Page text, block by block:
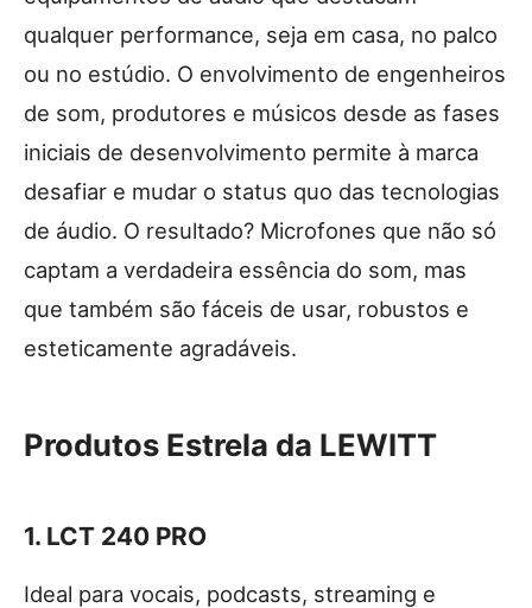
qualquer performance, seja em casa, no palco
ou no estúdio. O envolvimento de engenheiros
de som, produtores e músicos desde as fases
iniciais de desenvolvimento permite à marca
desafiar e mudar o status quo das tecnologias
de áudio. O resultado? Microfones que não só
captam a verdadeira essência do som, mas
que também são fáceis de usar, robustos e
esteticamente agradáveis.
Produtos Estrela da LEWITT
1. LCT 240 PRO
Ideal para vocais, podcasts, streaming e